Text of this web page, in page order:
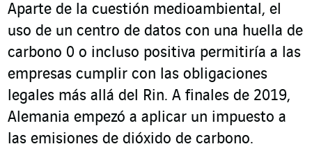
Aparte de la cuestión medioambiental, el
uso de un centro de datos con una huella de
carbono 0 o incluso positiva permitiría a las
empresas cumplir con las obligaciones
legales más allá del Rin. A finales de 2019,
Alemania empezó a aplicar un impuesto a
las emisiones de dióxido de carbono.